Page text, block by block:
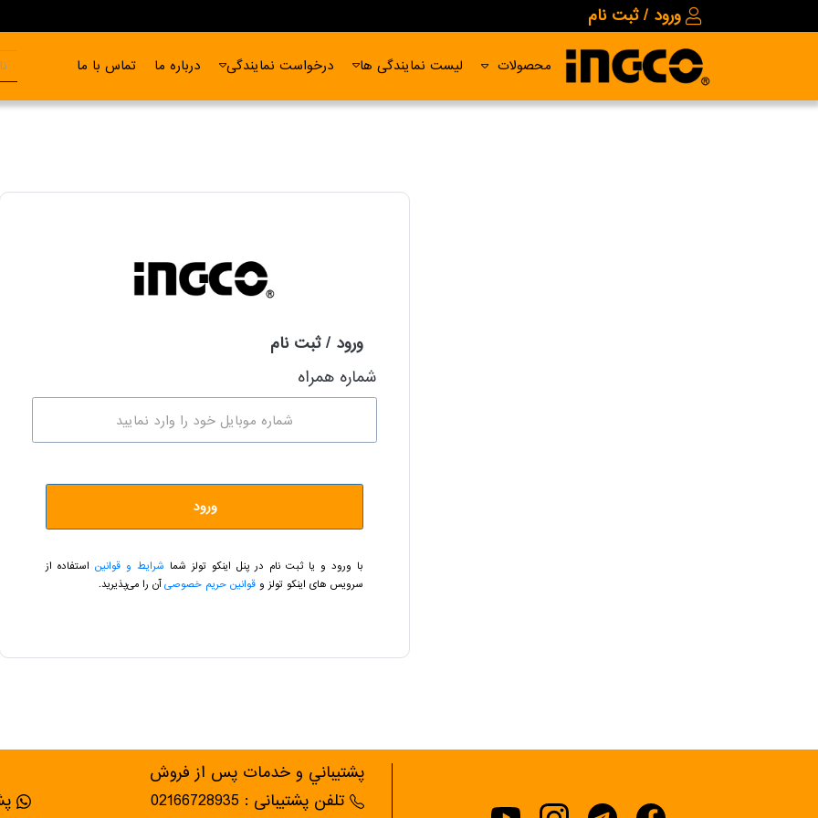
ورود / ثبت نام
محصولات لیست نمایندگی ها درخواست نمایندگی درباره ما تماس با ما
ورود / ثبت نام
شماره همراه
ورود
با ورود و یا ثبت نام در پنل اینکو تولز شما شرایط و قوانین استفاده از
سرویس های اینکو تولز و قوانین حریم خصوصیآن را می‌پذیرید.
پشتيباني و خدمات پس از فروش
تلفن پشتیبانی : 02166728935